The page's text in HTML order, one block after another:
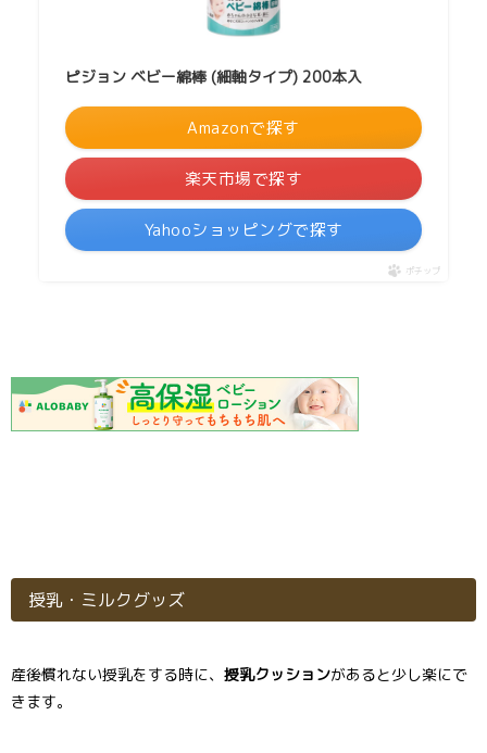
ピジョン ベビー綿棒 (細軸タイプ) 200本入
Amazonで探す
楽天市場で探す
Yahooショッピングで探す
ポチップ
授乳・ミルクグッズ
産後慣れない授乳をする時に、 授乳クッションがあると少し楽にで
きます。